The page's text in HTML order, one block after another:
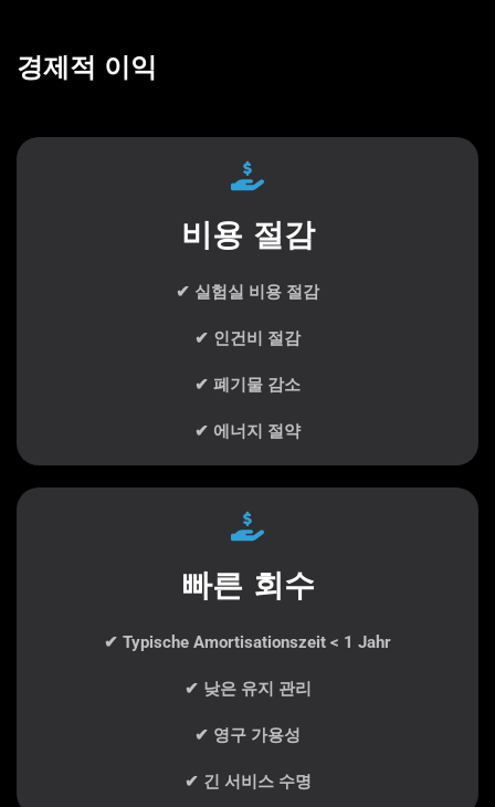
경제적 이익
비용 절감
✔ 실험실 비용 절감
✔ 인건비 절감
✔ 폐기물 감소
✔ 에너지 절약
빠른 회수
✔ Typische Amortisationszeit < 1 Jahr
✔ 낮은 유지 관리
✔ 영구 가용성
✔ 긴 서비스 수명